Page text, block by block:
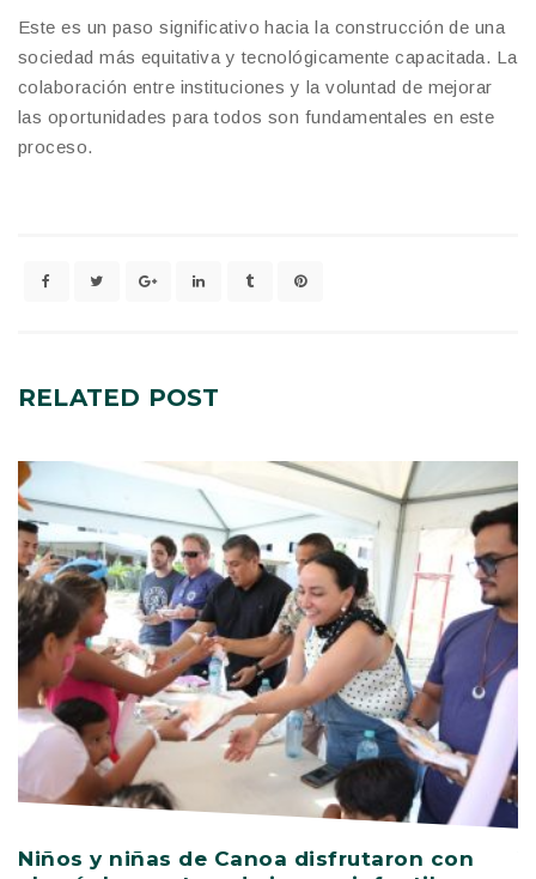
Este es un paso significativo hacia la construcción de una
sociedad más equitativa y tecnológicamente capacitada. La
colaboración entre instituciones y la voluntad de mejorar
las oportunidades para todos son fundamentales en este
proceso.
RELATED POST
Niños y niñas de Canoa disfrutaron con